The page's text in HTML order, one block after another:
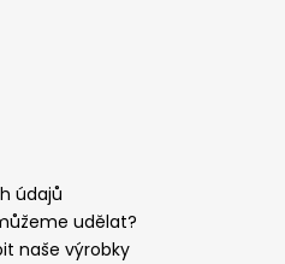
údajů
udělat?
naše výrobky